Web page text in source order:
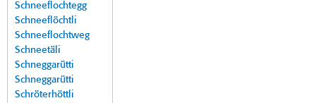
Schneeflochtegg
Schneeflöchtli
Schneeflochtweg
Schneetäli
Schneggarütti
Schneggarütti
Schröterhöttli